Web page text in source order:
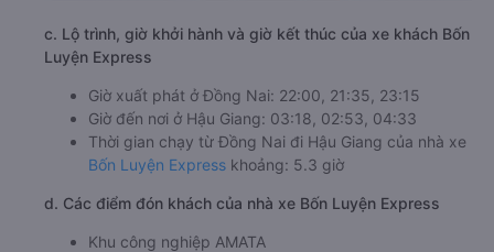
c. Lộ trình, giờ khởi hành và giờ kết thúc của xe khách Bốn
Luyện Express
Giờ xuất phát ở Đồng Nai: 22:00, 21:35, 23:15
Giờ đến nơi ở Hậu Giang: 03:18, 02:53, 04:33
Thời gian chạy từ Đồng Nai đi Hậu Giang của nhà xe
Bốn Luyện Express khoảng: 5.3 giờ
d. Các điểm đón khách của nhà xe Bốn Luyện Express
Khu công nghiệp AMATA